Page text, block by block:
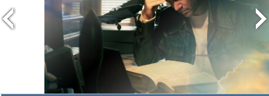
Outils de Scientologie pour la
vie
La technologie de l’étude
Regarder la vidéo